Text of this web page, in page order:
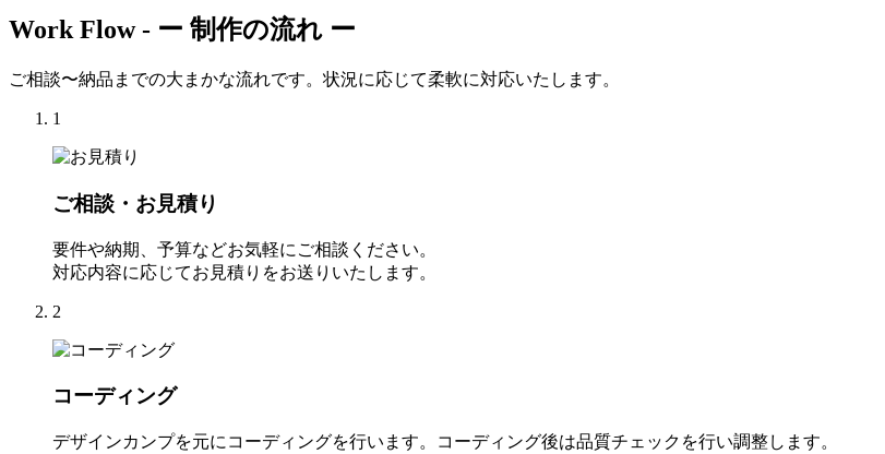
Work Flow - ー 制作の流れ ー
ご相談〜納品までの大まかな流れです。状況に応じて柔軟に対応いたします。
1
ご相談・お見積り
要件や納期、予算などお気軽にご相談ください。
対応内容に応じてお見積りをお送りいたします。
2
コーディング
デザインカンプを元にコーディングを行います。コーディング後は品質チェックを行い調整します。